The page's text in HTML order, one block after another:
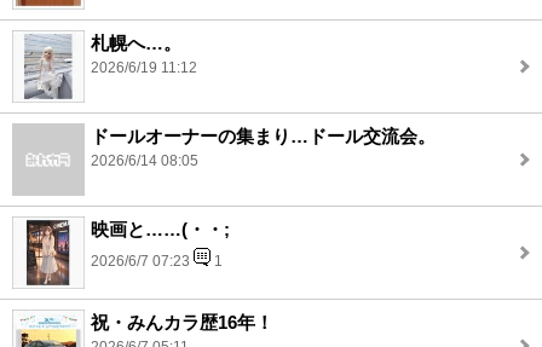
札幌へ…。
2026/6/19 11:12
ドールオーナーの集まり…ドール交流会。
2026/6/14 08:05
映画と……(・・;
2026/6/7 07:23 1
祝・みんカラ歴16年！